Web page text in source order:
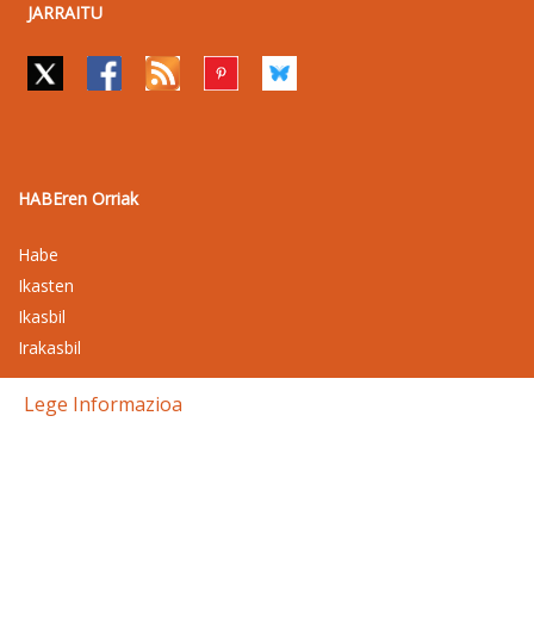
JARRAITU
HABEren Orriak
Habe
Ikasten
Ikasbil
Irakasbil
Lege Informazioa